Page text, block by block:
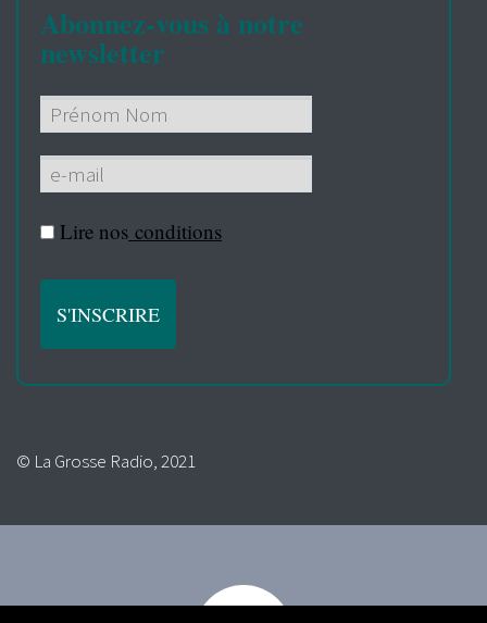
Abonnez-vous à notre
newsletter
Lire nos conditions
© La Grosse Radio, 2021